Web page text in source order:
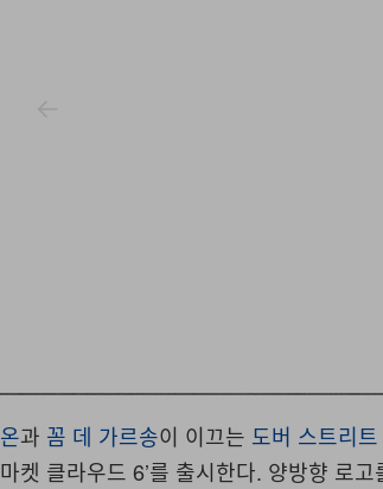
온과 꼼 데 가르송이 이끄는 도버 스트리
마켓 클라우드 6’를 출시한다. 양방향 로